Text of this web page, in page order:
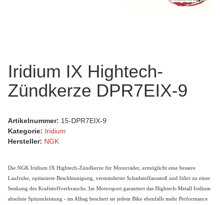
Iridium IX Hightech-
Zündkerze DPR7EIX-9
Artikelnummer: 15-DPR7EIX-9
Kategorie: Iridium
Hersteller: NGK
Die NGK Iridium IX Hightech-Zündkerze für Motorräder, ermöglicht eine bessere
Laufruhe, optimierte Beschleunigung, verminderter Schadstoffausstoß und führt zu einer
Senkung des Kraftstoffverbrauchs. Im Motorsport garantiert das Hightech-Metall Iridium
absolute Spitzenleistung - im Alltag beschert sie jedem Bike ebenfalls mehr Performance